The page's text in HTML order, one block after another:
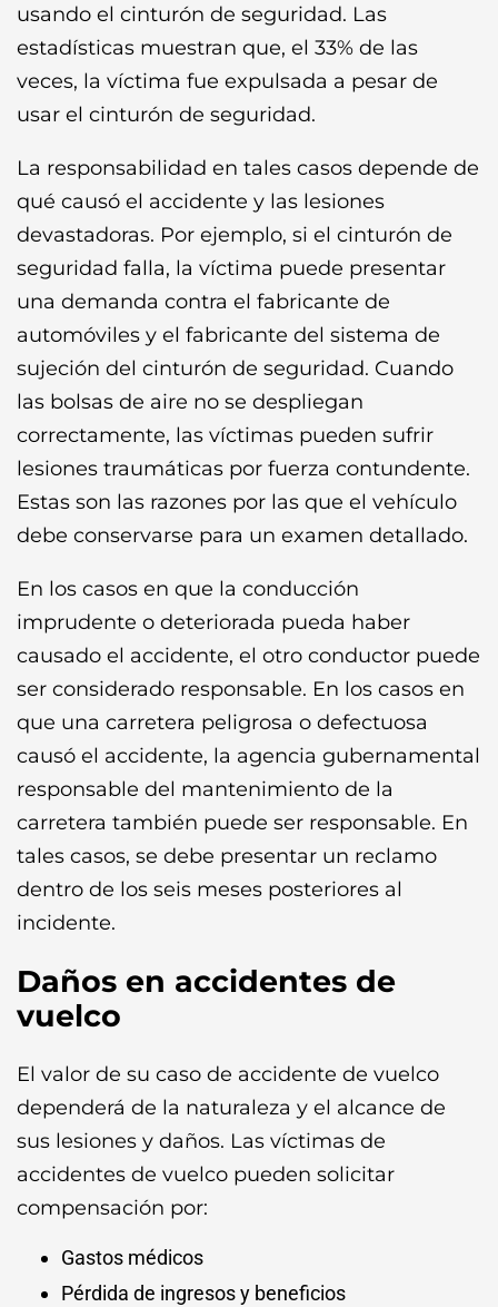
usando el cinturón de seguridad. Las
estadísticas muestran que, el 33% de las
veces, la víctima fue expulsada a pesar de
usar el cinturón de seguridad.
La responsabilidad en tales casos depende de
qué causó el accidente y las lesiones
devastadoras. Por ejemplo, si el cinturón de
seguridad falla, la víctima puede presentar
una demanda contra el fabricante de
automóviles y el fabricante del sistema de
sujeción del cinturón de seguridad. Cuando
las bolsas de aire no se despliegan
correctamente, las víctimas pueden sufrir
lesiones traumáticas por fuerza contundente.
Estas son las razones por las que el vehículo
debe conservarse para un examen detallado.
En los casos en que la conducción
imprudente o deteriorada pueda haber
causado el accidente, el otro conductor puede
ser considerado responsable. En los casos en
que una carretera peligrosa o defectuosa
causó el accidente, la agencia gubernamental
responsable del mantenimiento de la
carretera también puede ser responsable. En
tales casos, se debe presentar un reclamo
dentro de los seis meses posteriores al
incidente.
Daños en accidentes de
vuelco
El valor de su caso de accidente de vuelco
dependerá de la naturaleza y el alcance de
sus lesiones y daños. Las víctimas de
accidentes de vuelco pueden solicitar
compensación por:
Gastos médicos
Pérdida de ingresos y beneficios